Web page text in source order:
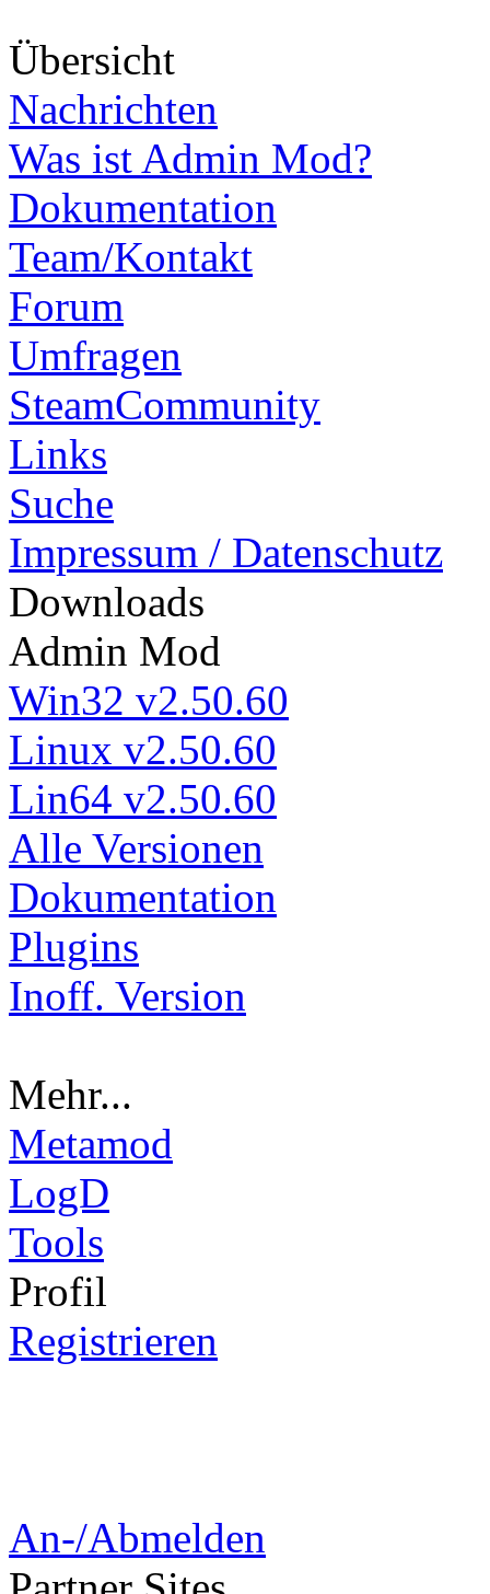
Übersicht
Nachrichten
Was ist Admin Mod?
Dokumentation
Team/Kontakt
Forum
Umfragen
SteamCommunity
Links
Suche
Impressum / Datenschutz
Downloads
Admin Mod
Win32 v2.50.60
Linux v2.50.60
Lin64 v2.50.60
Alle Versionen
Dokumentation
Plugins
Inoff. Version
Mehr...
Metamod
LogD
Tools
Profil
Registrieren
An-/Abmelden